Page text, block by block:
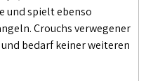
und spielt ebenso
Crouchs verwegener
bedarf keiner weiteren